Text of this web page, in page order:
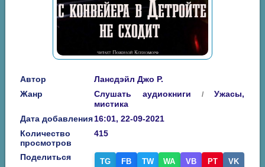
Автор
Лансдэйл Джо Р.
Жанр
Слушать аудиокниги /Ужасы,
мистика
Дата добавления16:01, 22-09-2021
Количество
просмотров
415
Поделиться TG FB TW WA VB PT VK